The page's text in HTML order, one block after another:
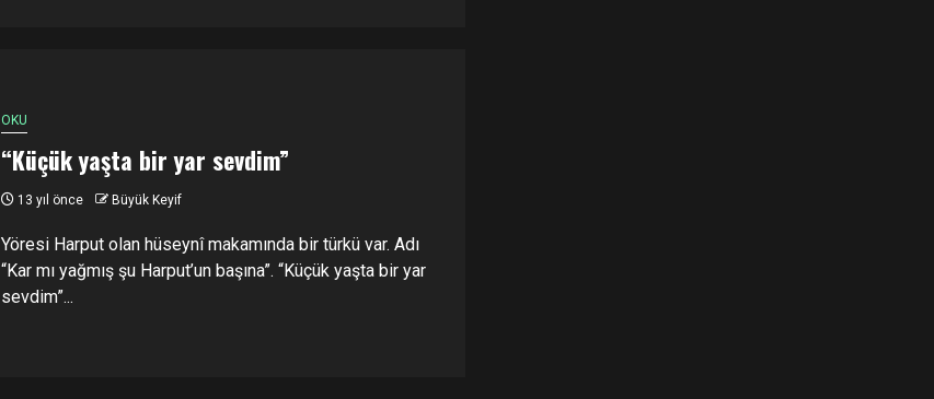
OKU
“Küçük yaşta bir yar sevdim”
13 yıl önce Büyük Keyif
Yöresi Harput olan hüseynî makamında bir türkü var. Adı
“Kar mı yağmış şu Harput’un başına”. “Küçük yaşta bir yar
sevdim”...